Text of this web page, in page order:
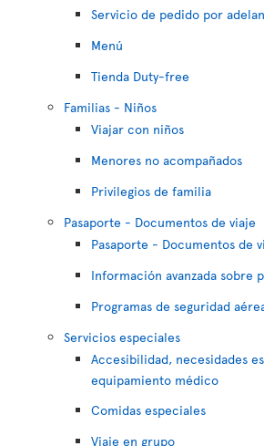
Servicio de pedido por
Menú
Tienda Duty-free
Familias - Niños
Viajar con niños
Menores no acompañados
Privilegios de familia
Pasaporte - Documentos de viaje
Pasaporte - Documentos de
Información avanzada sobre
Programas de seguridad
Servicios especiales
Accesibilidad, necesidades
equipamiento médico
Comidas especiales
Viaje en grupo